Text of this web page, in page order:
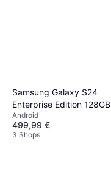
Samsung Galaxy S24
Enterprise Edition 128GB
Smartphone
Android
499,99 €
3 Shops